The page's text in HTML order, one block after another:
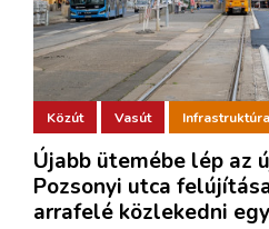
Közút Vasút Infrastruktúra
Újabb ütemébe lép az
Pozsonyi utca
arrafelé közlekedni